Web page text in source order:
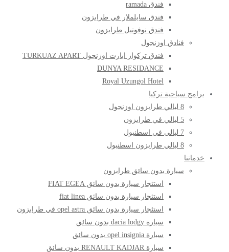
فندق ramada
فندق سايلملار في طرابزون
فندق نوفوتيل طرابزون
فنادق اوزنجول
فندق تركواز ابارت اوزنجول TURKUAZ APART
DUNYA RESIDANCE
Royal Uzungol Hotel
برامج سياحية تركيا
8 ليالي طرابزون اوزنجول
5 ليالي في طرابزون
7 ليالي في اسطنبول
8 ليالي طرابزون اسطنبول
خدماتنا
سيارة بدون سائق طرابزون
استئجار سيارة بدون سائق FIAT EGEA
استئجار سيارة بدون سائق fiat linea
استئجار سيارة بدون سائق opel astra في طرابزون
سيارة dacia lodgy بدون سائق
سيارة opel insignia بدون سائق
سيارة RENAULT KADJAR بدون سائق